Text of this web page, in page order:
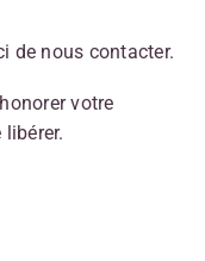
de nous contacter.
votre